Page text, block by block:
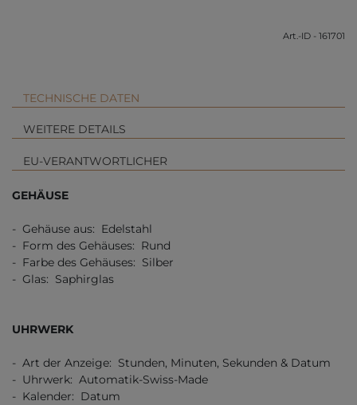
Art.-ID - 161701
TECHNISCHE DATEN
WEITERE DETAILS
EU-VERANTWORTLICHER
GEHÄUSE
- Gehäuse aus: Edelstahl
- Form des Gehäuses: Rund
- Farbe des Gehäuses: Silber
- Glas: Saphirglas
UHRWERK
- Art der Anzeige: Stunden, Minuten, Sekunden & Datum
- Uhrwerk: Automatik-Swiss-Made
- Kalender: Datum